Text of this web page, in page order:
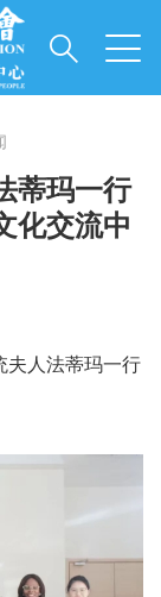
蒂玛一行
化交流中
夫人法蒂玛一行